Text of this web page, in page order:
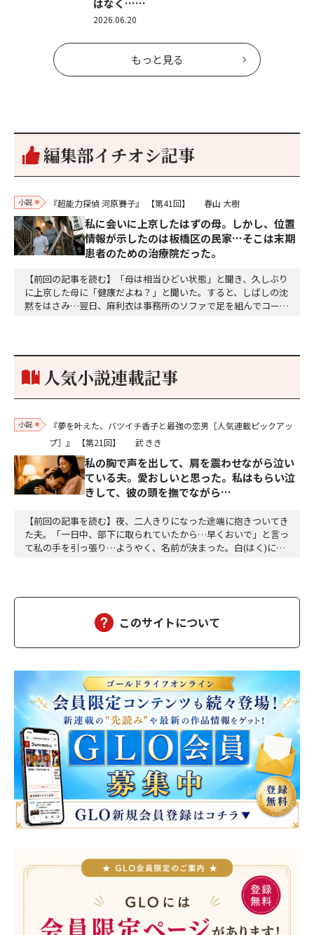
2026.06.20
もっと見る
編集部イチオシ記事
小説 『超能力探偵 河原賽子』 【第41回】 春山 大樹
私に会いに上京したはずの母。しかし、位置
情報が示したのは板橋区の民家…そこは末期
患者のための治療院だった。
【前回の記事を読む】「母は相当ひどい状態」と聞き、久しぶり
に上京した母に「健康だよね？」と聞いた。すると、しばしの沈
黙をはさみ…翌日、麻利衣は事務所のソファで足を組んでコーヒ
個のサイコロが握られていた。「やはり私はあなたの超…
人気小説連載記事
小説
『夢を叶えた、バツイチ香子と最強の恋男［人気連載ピックアッ
プ］』
【第21回】 武 きき
私の胸で声を出して、肩を震わせながら泣い
ている夫。愛おしいと思った。私はもらい泣
きして、彼の頭を撫でながら…
【前回の記事を読む】夜、二人きりになった途端に抱きついてき
た夫。「一日中、部下に取られていたから…早くおいで」と言っ
て私の手を引っ張り…ようやく、名前が決まった。白(はく)に決
ふふ」「母さんだって、二個食べただろう」「あら、…
このサイトについて